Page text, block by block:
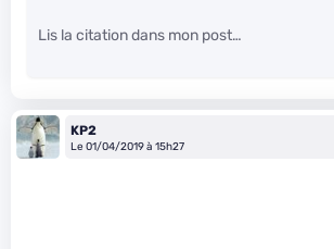
Lis la citation dans mon post…
KP2
Le 01/04/2019 à 15h27